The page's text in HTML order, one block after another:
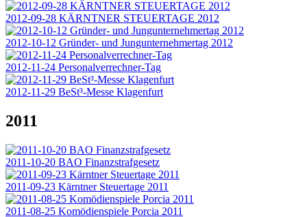
2012-09-28 KÄRNTNER STEUERTAGE 2012
2012-10-12 Gründer- und Jungunternehmertag 2012
2012-11-24 Personalverrechner-Tag
2012-11-29 BeSt³-Messe Klagenfurt
2011
2011-10-20 BAO Finanzstrafgesetz
2011-09-23 Kärntner Steuertage 2011
2011-08-25 Komödienspiele Porcia 2011